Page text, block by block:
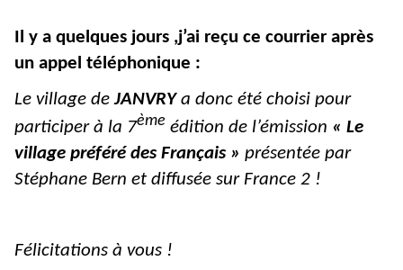
Il y a quelques jours ,j’ai reçu ce courrier après
un appel téléphonique :
Le village deJANVRYa donc été choisi pour
participer à la 7ème édition de l’émission « Le
village préféré des Français » présentée par
Stéphane Bern et diffusée sur France 2 !
Félicitations à vous !